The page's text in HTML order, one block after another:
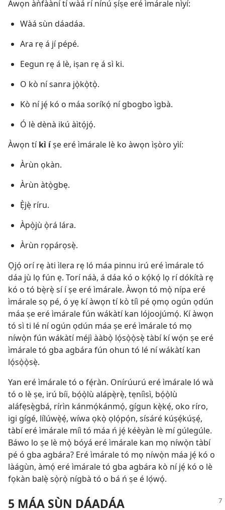
Àwọn àǹfààní tí wàá rí nínú ṣíṣe eré ìmárale nìyí:
Wàá sùn dáadáa.
Ara rẹ á jí pépé.
Eegun rẹ á lè, iṣan rẹ á sì ki.
O kò ní sanra jọ̀kọ̀tọ̀.
Kò ní jẹ́ kó o máa soríkọ́ ní gbogbo ìgbà.
Ó lè dènà ikú àìtọ́jọ́.
Àwọn tíkì íṣe eré ìmárale lè ko àwọn ìṣòro yìí:
Àrùn ọkàn.
Àrùn àtọ̀gbẹ.
Ẹ̀jẹ̀ ríru.
Àpọ̀jù ọ̀rá lára.
Àrùn rọpárọsẹ̀.
Ọjọ́ orí rẹ àti ìlera rẹ ló máa pinnu irú eré ìmárale tó
dáa jù lọ fún ẹ. Torí náà, á dáa kó o kọ́kọ́ lọ rí dókítà rẹ
kó o tó bẹ̀rẹ̀ sí í ṣe eré ìmárale. Àwọn tó mọ̀ nípa eré
ìmárale sọ pé, ó yẹ kí àwọn tí kò tíì pé ọmọ ogún ọdún
máa ṣe eré ìmárale fún wákàtí kan lójoojúmọ́. Kí àwọn
tó sì ti lé ní ogún ọdún máa ṣe eré ìmárale tó mọ
níwọ̀n fún wákàtí méjì ààbọ̀ lọ́sọ̀ọ̀sẹ̀ tàbí kí wọ́n ṣe eré
ìmárale tó gba agbára fún ohun tó lé ní wákàtí kan
lọ́sọ̀ọ̀sẹ̀.
Yan eré ìmárale tó o fẹ́ràn. Onírúurú eré ìmárale ló wà
tó o lè ṣe, irú bíi, bọ́ọ̀lù alápẹ̀rẹ̀, tẹníìsì, bọ́ọ̀lù
aláfẹsẹ̀gbá, rírìn kánmọ́kánmọ́, gígun kẹ̀kẹ́, oko ríro,
igi gígé, lílúwẹ̀ẹ́, wíwa ọkọ̀ ọlọ́pọ́n, sísáré kúṣẹ́kúṣẹ́,
tàbí eré ìmárale míì tó máa ń jẹ́ kéèyàn lè mí gúlegúle.
Báwo lo ṣe lè mọ̀ bóyá eré ìmárale kan mọ níwọ̀n tàbí
pé ó gba agbára? Eré ìmárale tó mọ níwọ̀n máa jẹ́ kó o
làágùn, àmọ́ eré ìmárale tó gba agbára kò ní jẹ́ kó o lè
fọkàn balẹ̀ sọ̀rọ̀ nígbà tó o bá ń ṣe é lọ́wọ́.
5 MÁA SÙN DÁADÁA